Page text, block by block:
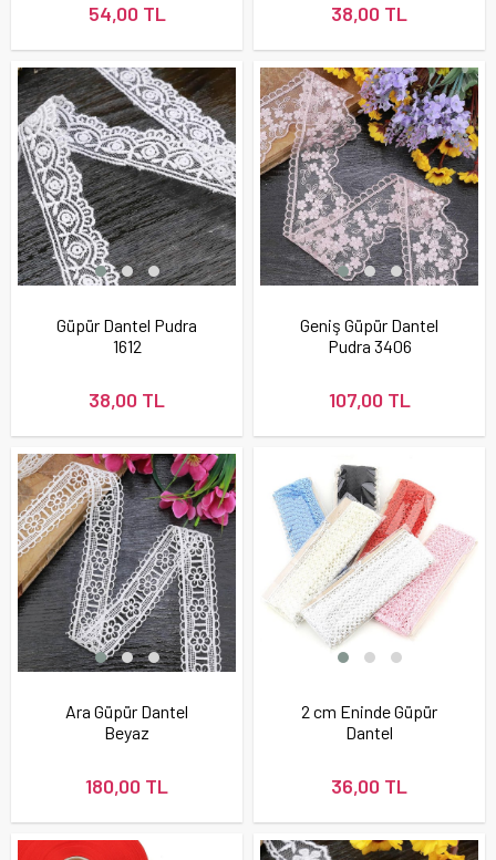
54,00 TL 38,00 TL
Güpür Dantel Pudra
1612
38,00 TL
Geniş Güpür Dantel
Pudra 3406
107,00 TL
Ara Güpür Dantel
Beyaz
180,00 TL
2 cm Eninde Güpür
Dantel
36,00 TL